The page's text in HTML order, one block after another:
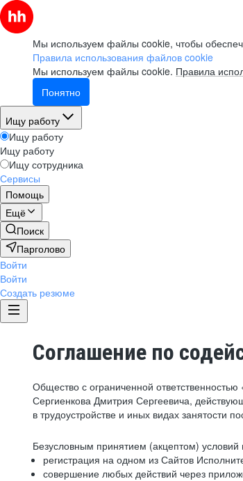
Мы используем файлы cookie, чтобы
Правила использования файлов cookie
Мы используем файлы cookie. Правила
Понятно
Ищу работу
Ищу работу
Ищу работу
Ищу сотрудника
Сервисы
Помощь
Ещё
Поиск
Парголово
Войти
Войти
Создать резюме
Соглашение по
Общество с ограниченной
Сергиенкова Дмитрия Сергеевича,
в трудоустройстве и иных видах занятости
Безусловным принятием (акцептом)
регистрация на одном из Сайтов
совершение любых действий через